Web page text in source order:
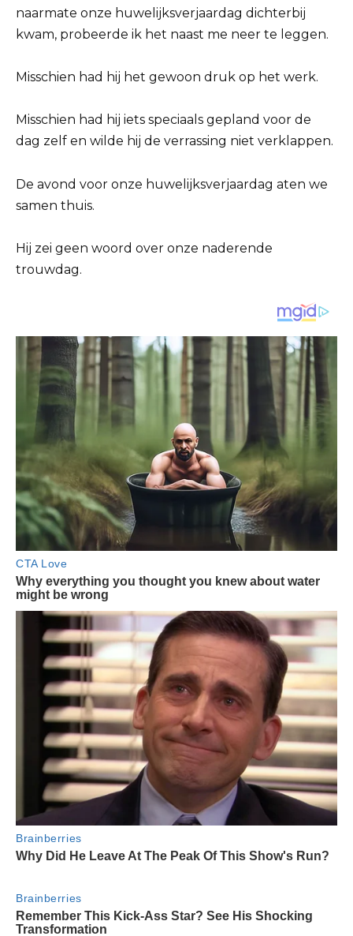
naarmate onze huwelijksverjaardag dichterbij
kwam, probeerde ik het naast me neer te leggen.
Misschien had hij het gewoon druk op het werk.
Misschien had hij iets speciaals gepland voor de
dag zelf en wilde hij de verrassing niet verklappen.
De avond voor onze huwelijksverjaardag aten we
samen thuis.
Hij zei geen woord over onze naderende
trouwdag.